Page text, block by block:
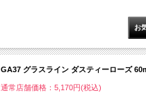
GA37 グラスライン ダスティーローズ
通常店舗価格：5,170円(税込)